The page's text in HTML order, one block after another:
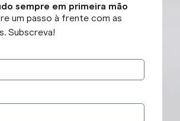
sempre em primeira mão
um passo à frente com as
Subscreva!